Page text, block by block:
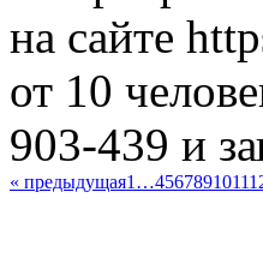
на сайте
от 10
903-439 и
« предыдущая1 …4567891011